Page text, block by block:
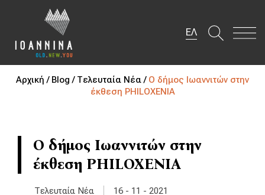
ΕΛ
Αρχική / Blog / Τελευταία Νέα / Ο δήμος Ιωαννιτών στην
έκθεση PHILOXENIA
Ο δήμος Ιωαννιτών στην
έκθεση PHILOXENIA
Τελευταία Νέα 16 - 11 - 2021